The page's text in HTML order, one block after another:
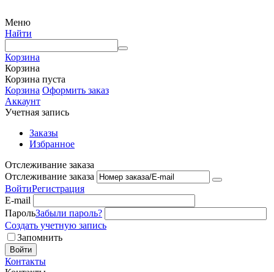
Меню
Найти
Корзина
Корзина
Корзина пуста
Корзина Оформить заказ
Аккаунт
Учетная запись
Заказы
Избранное
Отслеживание заказа
Отслеживание заказа
ВойтиРегистрация
E-mail
ПарольЗабыли пароль?
Создать учетную запись
Запомнить
Войти
Контакты